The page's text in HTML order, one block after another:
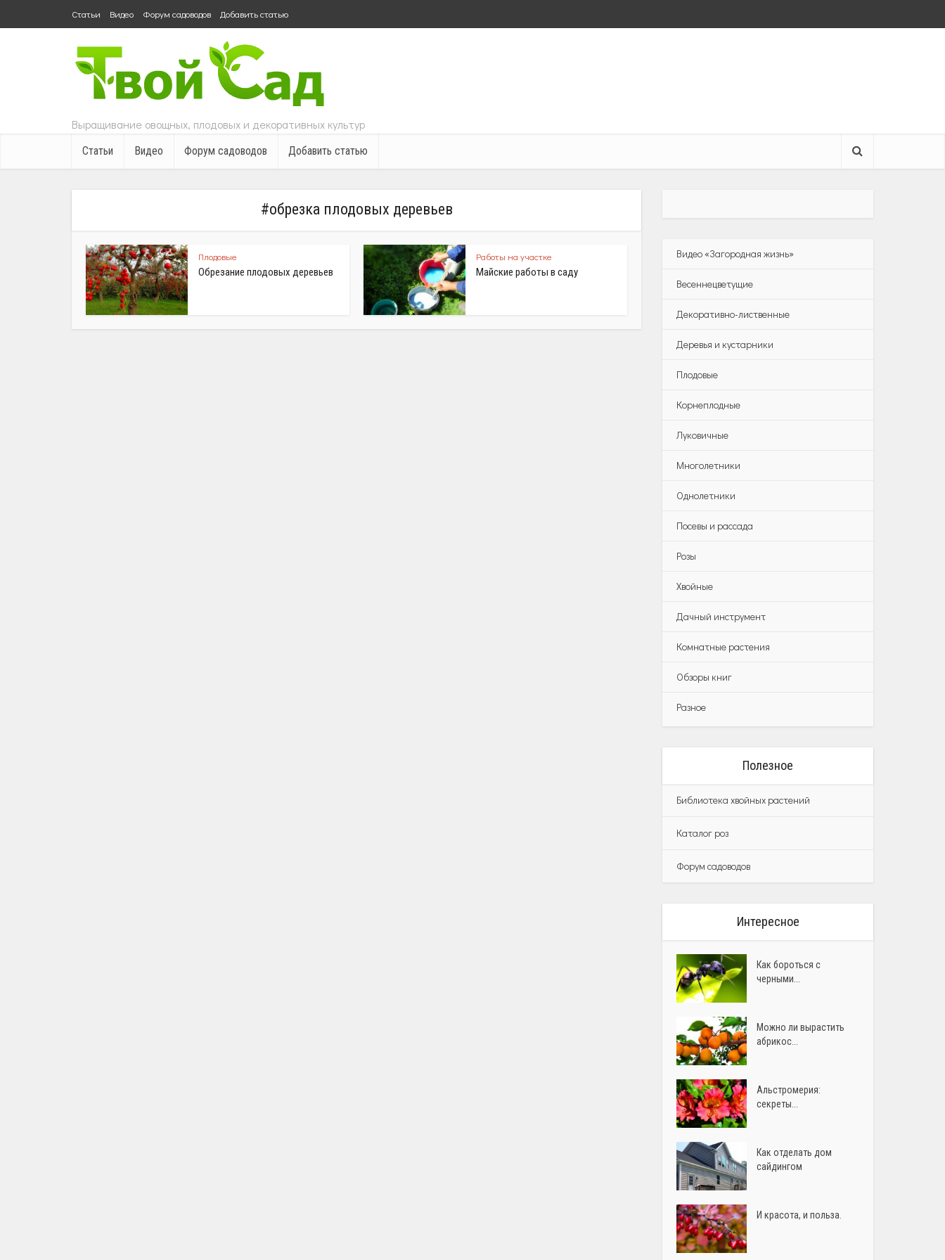
Статьи Видео Форум садоводов Добавить статью
Выращивание овощных, плодовых и декоративных культур
Статьи Видео Форум садоводов Добавить статью
#обрезка плодовых деревьев
Плодовые
Обрезание плодовых деревьев
Работы на участке
Майские работы в саду
Видео «Загородная жизнь»
Весеннецветущие
Декоративно-лиственные
Деревья и кустарники
Плодовые
Корнеплодные
Луковичные
Многолетники
Однолетники
Посевы и рассада
Розы
Хвойные
Дачный инструмент
Комнатные растения
Обзоры книг
Разное
Полезное
Библиотека хвойных растений
Каталог роз
Форум садоводов
Интересное
Как бороться с
черными...
Можно ли вырастить
абрикос...
Альстромерия:
секреты...
Как отделать дом
сайдингом
И красота, и польза.